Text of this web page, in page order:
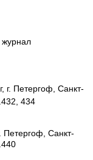
г. Петергоф, Санкт-
434
Петергоф, Санкт-